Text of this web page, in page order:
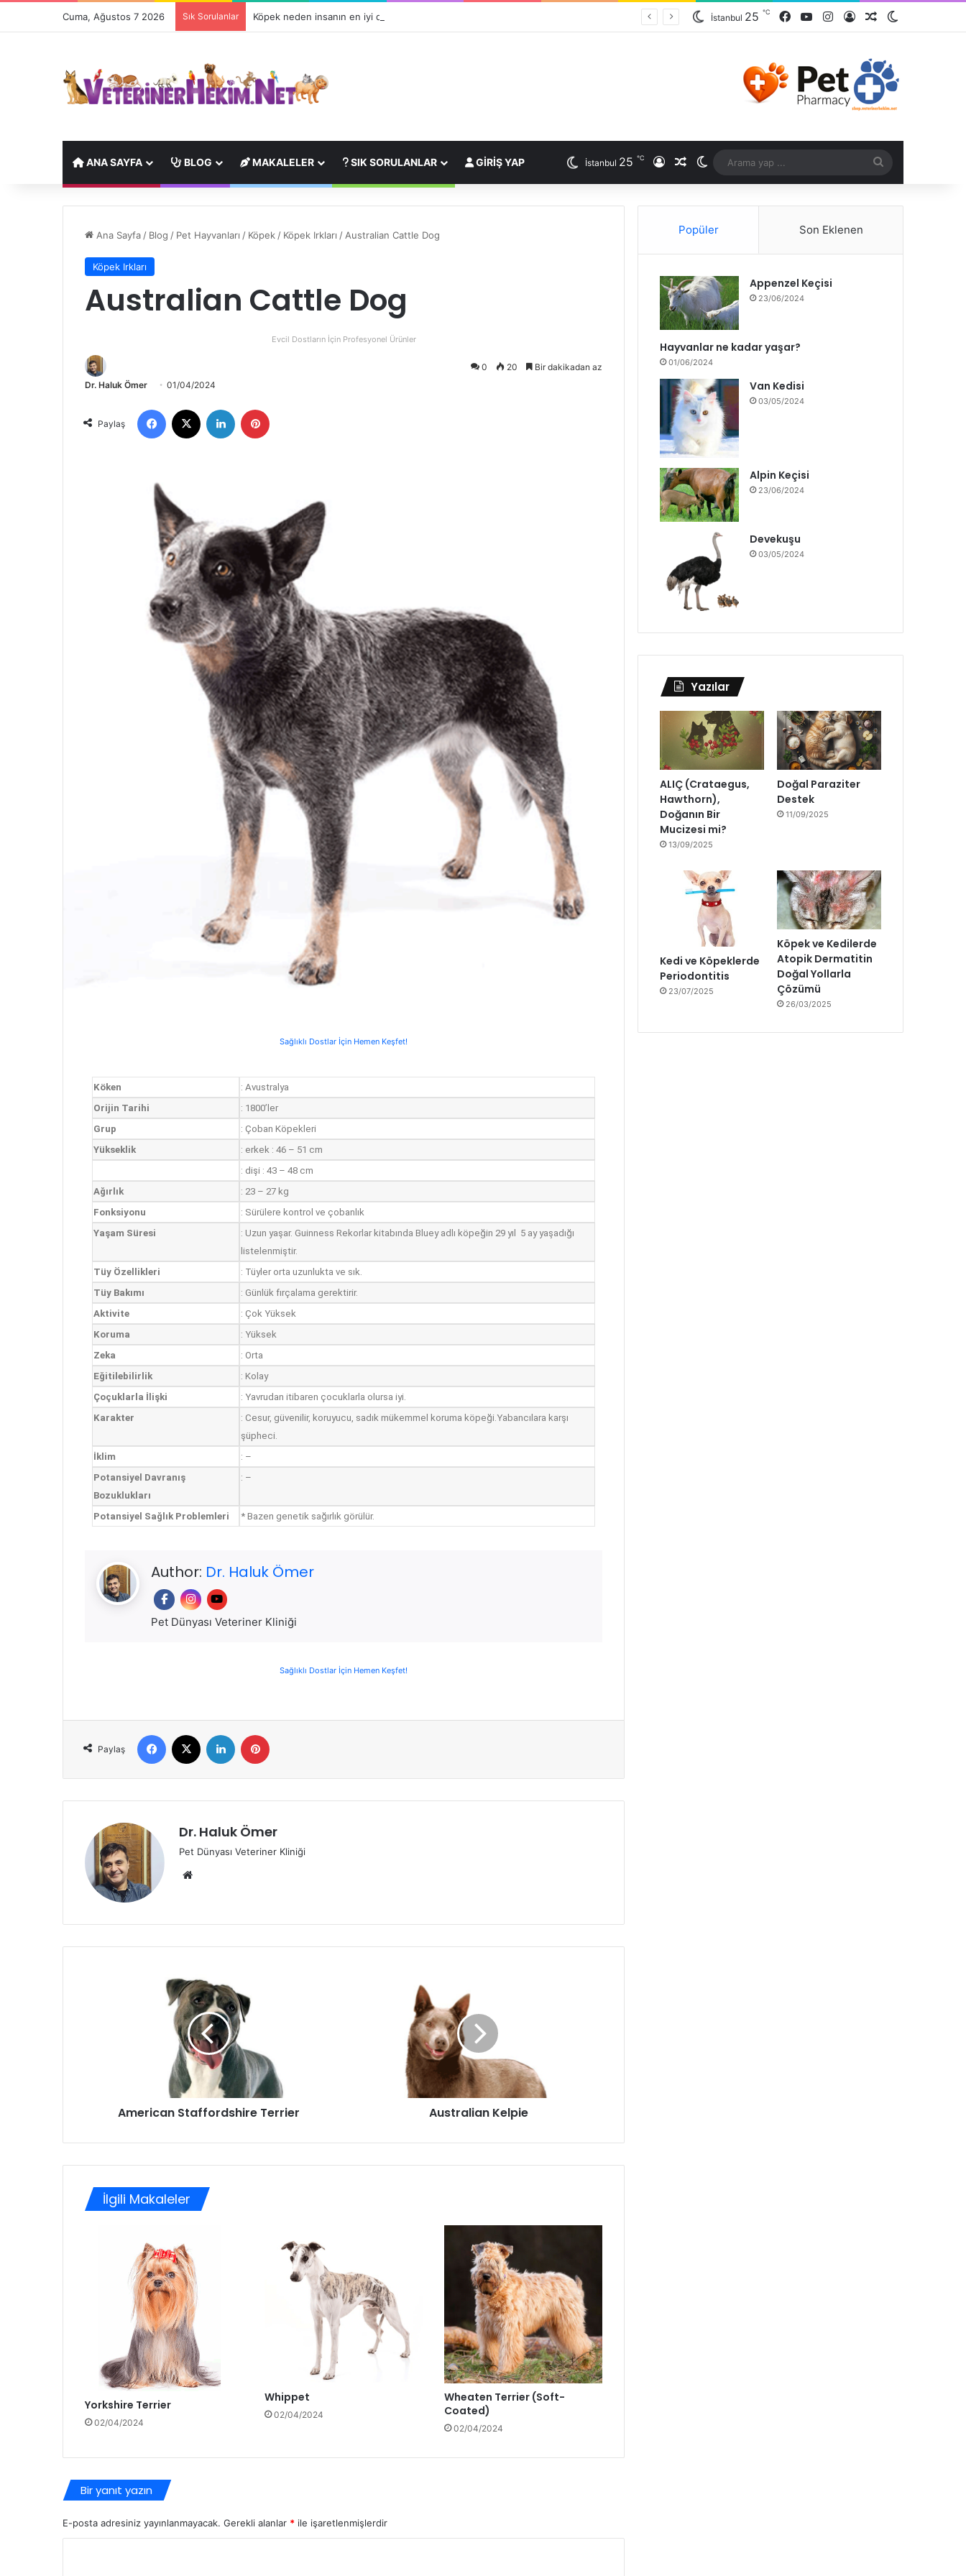
Cuma, Ağustos 7 2026 Sık Sorulanlar Köpek neden insanın en iyi dostudur? İstanbul 25 ℃
ANA SAYFA BLOG MAKALELER SIK SORULANLAR GIRIŞ YAP İstanbul 25 ℃
Ana Sayfa/ Blog / Pet Hayvanları / Köpek/ Köpek Irkları /Australian Cattle Dog
Köpek Irkları
Australian Cattle Dog
Evcil Dostların İçin Profesyonel Ürünler
Dr. Haluk Ömer 01/04/2024
0 20 Bir dakikadan az
Paylaş
Sağlıklı Dostlar İçin Hemen Keşfet!
Köken
: Avustralya
Orijin Tarihi
: 1800’ler
Grup
: Çoban Köpekleri
Yükseklik
: erkek : 46 – 51 cm
: dişi : 43 – 48 cm
Ağırlık
: 23 – 27 kg
Fonksiyonu
: Sürülere kontrol ve çobanlık
Yaşam Süresi
: Uzun yaşar. Guinness Rekorlar kitabında Bluey adlı köpeğin 29 yıl 5 ay yaşadığı
listelenmiştir.
Tüy Özellikleri
: Tüyler orta uzunlukta ve sık.
Tüy Bakımı
: Günlük fırçalama gerektirir.
Aktivite
: Çok Yüksek
Koruma
: Yüksek
Zeka
: Orta
Eğitilebilirlik
: Kolay
Çoçuklarla İlişki
: Yavrudan itibaren çocuklarla olursa iyi.
Karakter
: Cesur, güvenilir, koruyucu, sadık mükemmel koruma köpeği.Yabancılara karşı
şüpheci.
İklim
: –
Potansiyel Davranış
Bozuklukları
: –
Potansiyel Sağlık Problemleri * Bazen genetik sağırlık görülür.
Author: Dr. Haluk Ömer
Pet Dünyası Veteriner Kliniği
Sağlıklı Dostlar İçin Hemen Keşfet!
Paylaş
Dr. Haluk Ömer
Pet Dünyası Veteriner Kliniği
American Staffordshire Terrier Australian Kelpie
İlgili Makaleler
Yorkshire Terrier
02/04/2024
Whippet
02/04/2024
Wheaten Terrier (Soft-
Coated)
02/04/2024
Bir yanıt yazın
E-posta adresiniz yayınlanmayacak. Gerekli alanlar * ile işaretlenmişlerdir
Popüler Son Eklenen
Appenzel Keçisi
23/06/2024
Hayvanlar ne kadar yaşar?
01/06/2024
Van Kedisi
03/05/2024
Alpin Keçisi
23/06/2024
Devekuşu
03/05/2024
Yazılar
ALIÇ (Crataegus,
Hawthorn),
Doğanın Bir
Mucizesi mi?
13/09/2025
Doğal Paraziter
Destek
11/09/2025
Kedi ve Köpeklerde
Periodontitis
23/07/2025
Köpek ve Kedilerde
Atopik Dermatitin
Doğal Yollarla
Çözümü
26/03/2025